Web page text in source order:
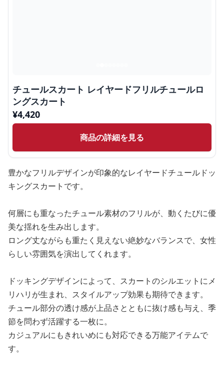
チュールスカート レイヤードフリルチュールロ
ングスカート
¥4,420
商品の詳細を見る
豊かなフリルデザインが印象的なレイヤードチュールドッ
キングスカートです。
何層にも重なったチュール素材のフリルが、動くたびに優
美な揺れを生み出します。
ロング丈ながらも重たく見えない絶妙なバランスで、女性
らしい雰囲気を演出してくれます。
ドッキングデザインによって、スカートのシルエットにメ
リハリが生まれ、スタイルアップ効果も期待できます。
チュール部分の透け感が上品さとともに抜け感も与え、季
節を問わず活躍する一枚に。
カジュアルにもきれいめにも対応できる万能アイテムで
す。